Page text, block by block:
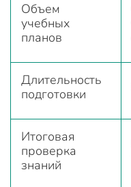
Объем
учебных
планов
Длительность
подготовки
Итоговая
проверка
знаний